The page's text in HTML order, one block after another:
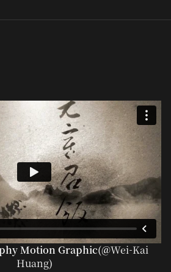
Motion Graphic(@Wei-Kai
Huang)